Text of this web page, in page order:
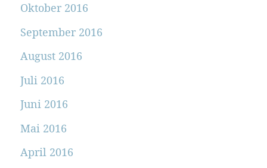
Oktober 2016
September 2016
August 2016
Juli 2016
Juni 2016
Mai 2016
April 2016